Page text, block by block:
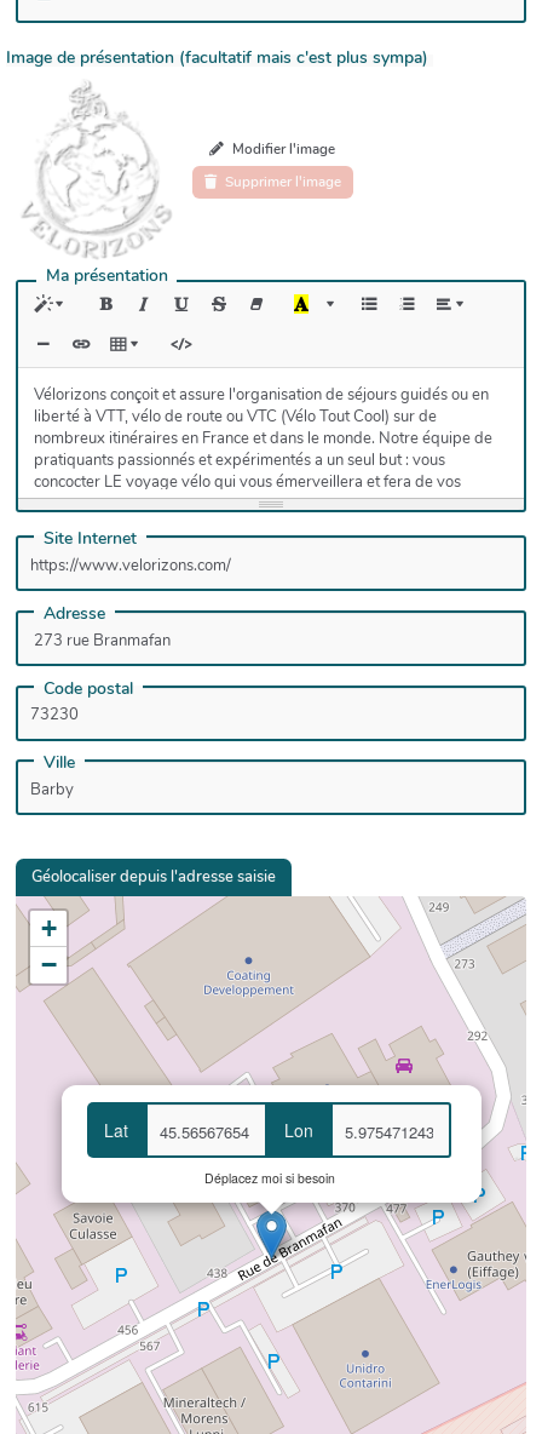
Image de présentation (facultatif mais c'est plus sympa)
Modifier l'image
Supprimer l'image
Ma présentation
Vélorizons conçoit et assure l'organisation de séjours guidés ou en
liberté à VTT, vélo de route ou VTC (Vélo Tout Cool) sur de
nombreux itinéraires en France et dans le monde. Notre équipe de
pratiquants passionnés et expérimentés a un seul but : vous
concocter LE voyage vélo qui vous émerveillera et fera de vos
vacances une réussite.
Site Internet
Adresse
Code postal
Ville
Géolocaliser depuis l'adresse saisie
Lat Lon
Déplacez moi si besoin
+
−